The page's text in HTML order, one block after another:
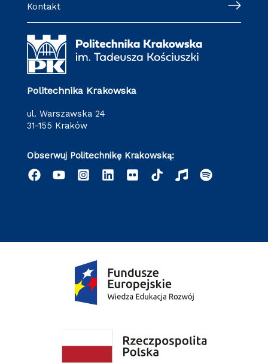
Kontakt
Politechnika Krakowska
ul. Warszawska 24
31-155 Kraków
Obserwuj Politechnikę Krakowską: